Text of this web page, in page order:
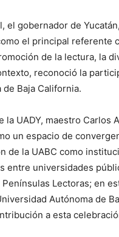
el gobernador de
el principal referente
de la lectura, la
reconoció la
Baja California.
UADY, maestro Carlos
un espacio de
de la UABC como
entre universidades
Lectoras; en
Autónoma de
a esta